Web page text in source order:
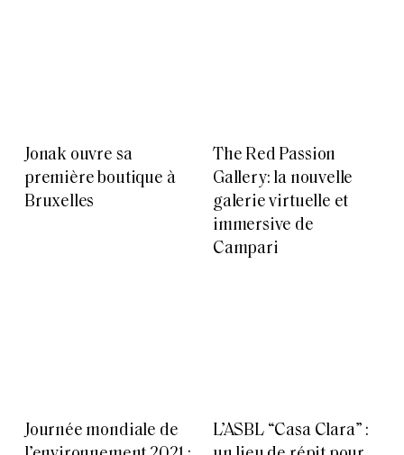
Jonak ouvre sa
première boutique à
Bruxelles
The Red Passion
Gallery: la nouvelle
galerie virtuelle et
immersive de
Campari
Journée mondiale de
L’ASBL “Casa Clara” :